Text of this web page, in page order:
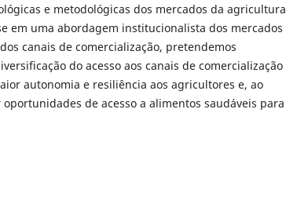
e metodológicas dos mercados da agricultura
em uma abordagem institucionalista dos mercados
canais de comercialização, pretendemos
do acesso aos canais de comercialização
autonomia e resiliência aos agricultores e, ao
de acesso a alimentos saudáveis para